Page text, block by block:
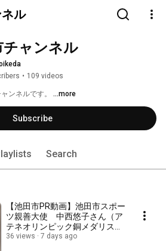
ル
チャンネル
• 109 videos
ンネルです。 ...more
Subscribe
Search
【池田市PR動画】池田市スポー
ツ親善大使 中西悠子さん（ア
テネオリンピック銅メダリス
ト）
36 views 7 days ago